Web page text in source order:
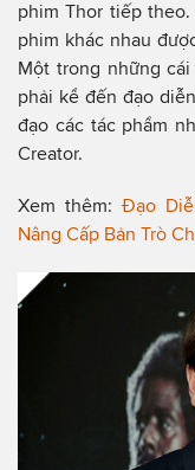
phim Thor tiếp
phim khác nhau
Một trong những
phải kể đến đạo
đạo các tác phẩm
Creator.
Xem thêm: Đạo
Nâng Cấp Bản Trò